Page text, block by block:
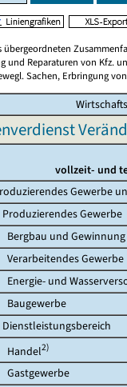
und Reparaturen von Kfz.
Sachen, Erbringung
vollzeit- und
Gewerbe
Produzierendes Gewerbe
Bergbau und Gewinnung
Verarbeitendes Gewerbe
Energie- und
Baugewerbe
Dienstleistungsbereich
Handel2)
Gastgewerbe